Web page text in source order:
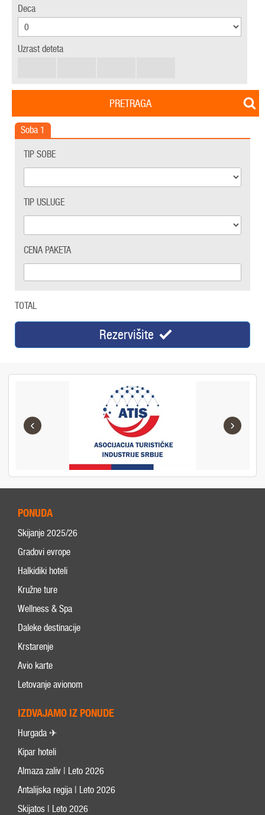
Deca
Uzrast deteta
PRETRAGA
Soba 1
TIP SOBE
TIP USLUGE
CENA PAKETA
TOTAL
Rezervišite
‹ ›
PONUDA
Skijanje 2025/26
Gradovi evrope
Halkidiki hoteli
Kružne ture
Wellness & Spa
Daleke destinacije
Krstarenje
Avio karte
Letovanje avionom
IZDVAJAMO IZ PONUDE
Hurgada ✈
Kipar hoteli
Almaza zaliv | Leto 2026
Antalijska regija | Leto 2026
Skijatos | Leto 2026